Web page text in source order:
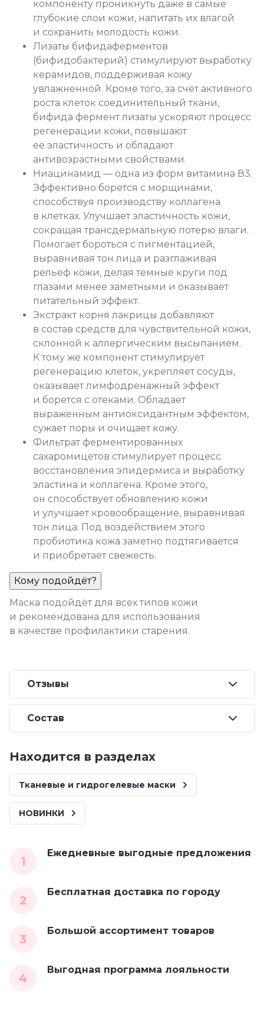
компоненту проникнуть даже в самые
глубокие слои кожи, напитать их влагой
и сохранить молодость кожи.
Лизаты бифидаферментов
(бифидобактерий) стимулируют выработку
керамидов, поддерживая кожу
увлажненной. Кроме того, за счёт активного
роста клеток соединительный ткани,
бифида фермент лизаты ускоряют процесс
регенерации кожи, повышают
её эластичность и обладают
антивозрастными свойствами.
Ниацинамид — одна из форм витамина В3.
Эффективно борется с морщинами,
способствуя производству коллагена
в клетках. Улучшает эластичность кожи,
сокращая трансдермальную потерю влаги.
Помогает бороться с пигментацией,
выравнивая тон лица и разглаживая
рельеф кожи, делая темные круги под
глазами менее заметными и оказывает
питательный эффект.
Экстракт корня лакрицы добавляют
в состав средств для чувствительной кожи,
склонной к аллергическим высыпанием.
К тому же компонент стимулирует
регенерацию клеток, укрепляет сосуды,
оказывает лимфодренажный эффект
и борется с отеками. Обладает
выраженным антиоксидантным эффектом,
сужает поры и очищает кожу.
Фильтрат ферментированных
сахаромицетов стимулирует процесс
восстановления эпидермиса и выработку
эластина и коллагена. Кроме этого,
он способствует обновлению кожи
и улучшает кровообращение, выравнивая
тон лица. Под воздействием этого
пробиотика кожа заметно подтягивается
и приобретает свежесть.
Кому подойдёт?
Маска подойдёт для всех типов кожи
и рекомендована для использования
в качестве профилактики старения.
Отзывы
Состав
Находится в разделах
Тканевые и гидрогелевые маски
НОВИНКИ
1
Ежедневные выгодные предложения
2
Бесплатная доставка по городу
3
Большой ассортимент товаров
4
Выгодная программа лояльности